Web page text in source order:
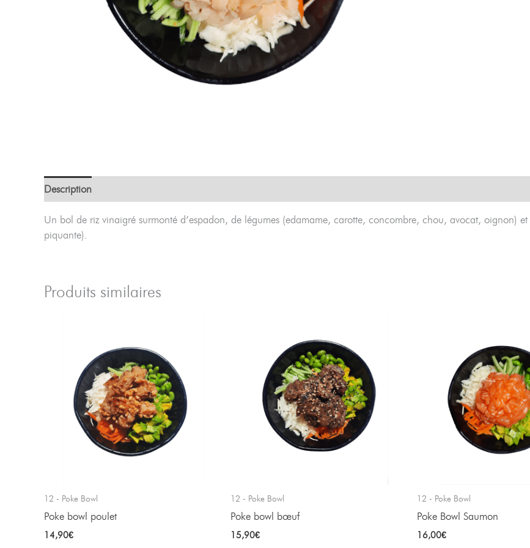
Description
Un bol de riz vinaigré surmonté d’espadon, de légumes (edamame, carotte, concombre, chou, avocat, oignon)
piquante).
Produits similaires
12 - Poke Bowl
Poke bowl poulet
14,90€
12 - Poke Bowl
Poke bowl bœuf
15,90€
12 - Poke Bowl
Poke Bowl Saumon
16,00€